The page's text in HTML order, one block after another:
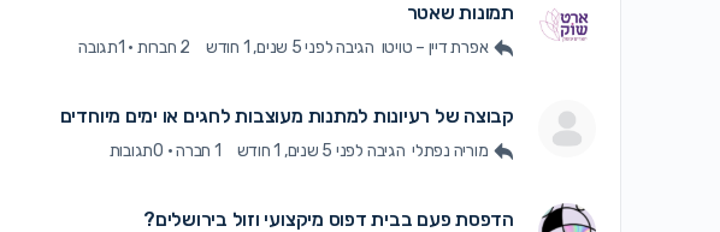
תמונות שאטר
אפרת דיין – טויטו הגיבהלפני 5 שנים, 1 חודש 2 חברות · 1תגובה
קבוצה של רעיונות למתנות מעוצבות לחגים או ימים מיוחדים
מוריה נפתלי הגיבה לפני 5 שנים, 1 חודש 1 חברה · 0תגובות
הדפסת פעם בבית דפוס מיקצועי וזול בירושלים?